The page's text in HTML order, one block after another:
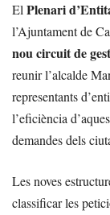
El Plenari
l’Ajuntament de
nou circuit de
reunir l’alcalde
representants
l’eficiència
demandes dels
Les noves
classificar les